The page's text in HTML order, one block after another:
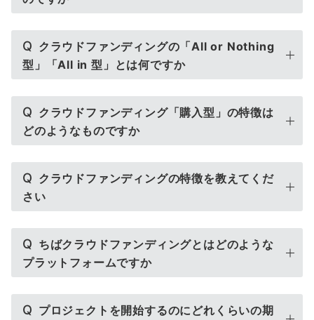
Q クラウドファンディングの「All or Nothing
型」「All in 型」とは何ですか
Q クラウドファンディング「購入型」の特徴は
どのようなものですか
Q クラウドファンディングの特徴を教えてくだ
さい
Q ちばクラウドファンディングとはどのような
プラットフォームですか
Q プロジェクトを開始するのにどれくらいの期